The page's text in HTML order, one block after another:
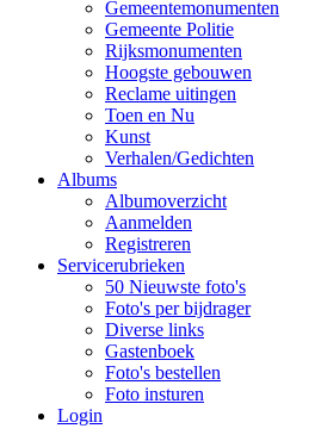
Gemeentemonumenten
Gemeente Politie
Rijksmonumenten
Hoogste gebouwen
Reclame uitingen
Toen en Nu
Kunst
Verhalen/Gedichten
Albums
Albumoverzicht
Aanmelden
Registreren
Servicerubrieken
50 Nieuwste foto's
Foto's per bijdrager
Diverse links
Gastenboek
Foto's bestellen
Foto insturen
Login